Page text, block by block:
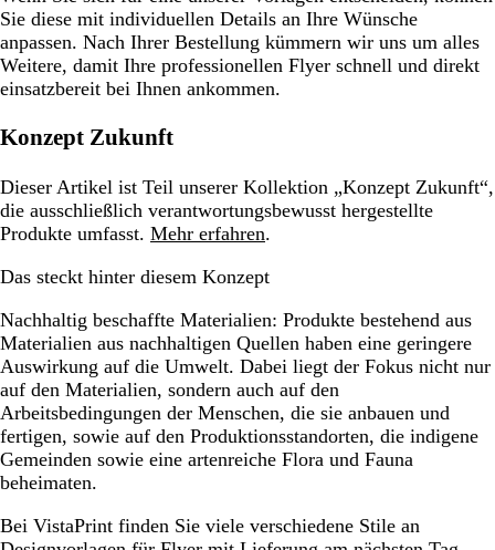
Sie diese mit individuellen Details an Ihre Wünsche
anpassen. Nach Ihrer Bestellung kümmern wir uns um alles
Weitere, damit Ihre professionellen Flyer schnell und direkt
einsatzbereit bei Ihnen ankommen.
Konzept Zukunft
Dieser Artikel ist Teil unserer Kollektion „Konzept Zukunft“,
die ausschließlich verantwortungsbewusst hergestellte
Produkte umfasst. Mehr erfahren.
Das steckt hinter diesem Konzept
Nachhaltig beschaffte Materialien: Produkte bestehend aus
Materialien aus nachhaltigen Quellen haben eine geringere
Auswirkung auf die Umwelt. Dabei liegt der Fokus nicht nur
auf den Materialien, sondern auch auf den
Arbeitsbedingungen der Menschen, die sie anbauen und
fertigen, sowie auf den Produktionsstandorten, die indigene
Gemeinden sowie eine artenreiche Flora und Fauna
beheimaten.
Bei VistaPrint finden Sie viele verschiedene Stile an